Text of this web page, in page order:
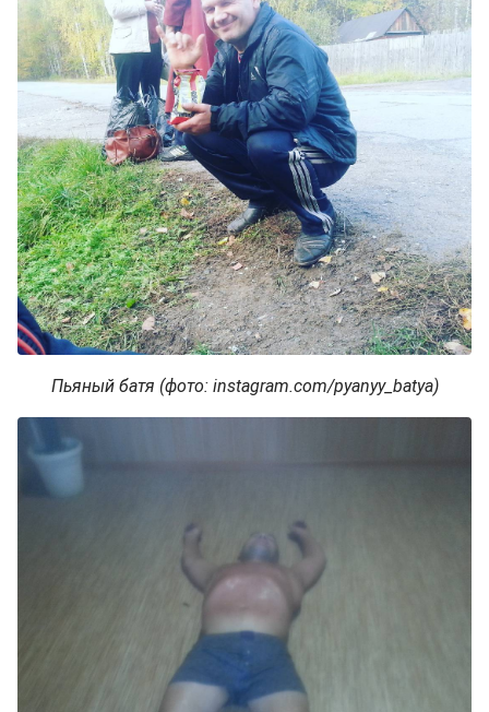
Пьяный батя (фото: instagram.com/pyanyy_batya)